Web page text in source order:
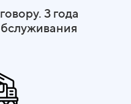
3 года